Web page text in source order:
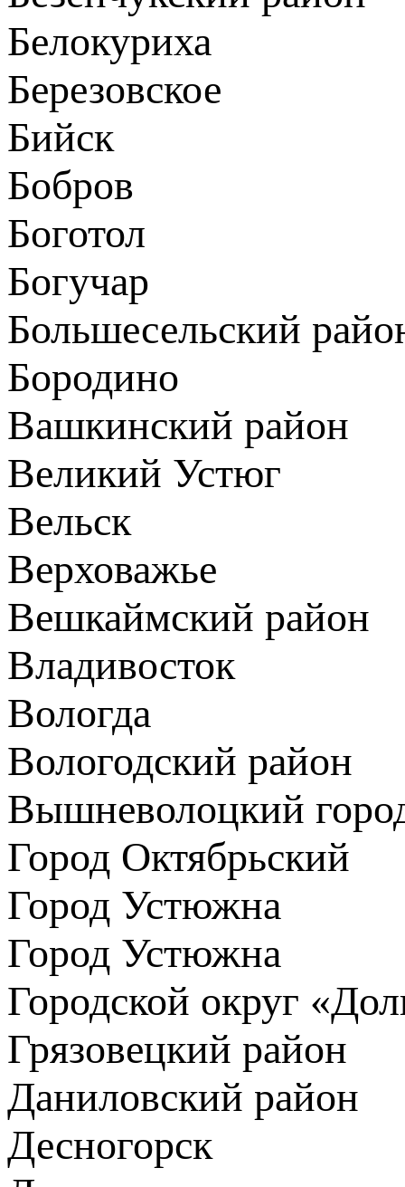
Белокуриха
Березовское
Бийск
Бобров
Боготол
Богучар
Большесельский
Бородино
Вашкинский район
Великий Устюг
Вельск
Верховажье
Вешкаймский район
Владивосток
Вологда
Вологодский район
Вышневолоцкий
Город Октябрьский
Город Устюжна
Город Устюжна
Городской округ
Грязовецкий район
Даниловский район
Десногорск